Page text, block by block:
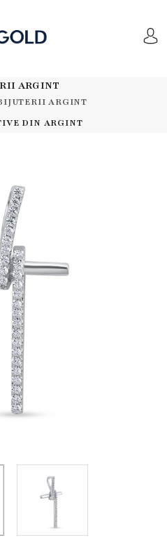
ARGINT
ARGINT
DIN ARGINT